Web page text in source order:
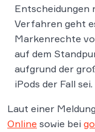
Entscheidungen
Verfahren geht
Markenrechte
auf dem
aufgrund der
iPods der Fall sei.
Laut einer
Online sowie bei